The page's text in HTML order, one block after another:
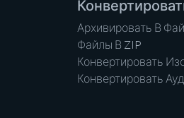
Архивировать В
Файлы В ZIP
Конвертировать
Конвертировать